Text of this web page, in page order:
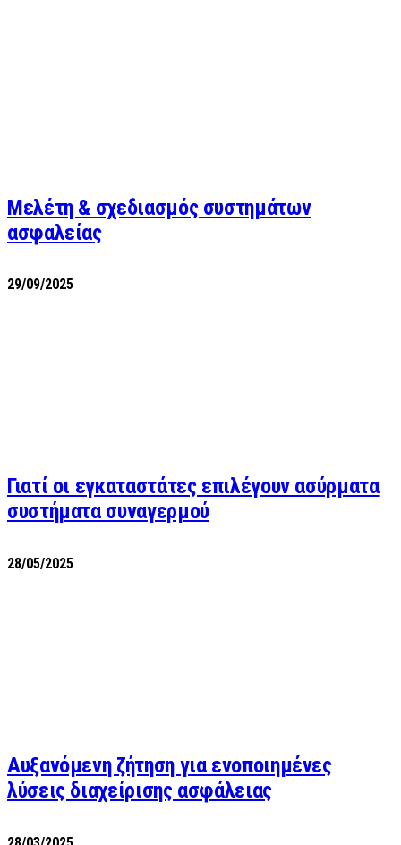
Μελέτη & σχεδιασμός συστημάτων
ασφαλείας
29/09/2025
Γιατί οι εγκαταστάτες επιλέγουν ασύρματα
συστήματα συναγερμού
28/05/2025
Αυξανόμενη ζήτηση για ενοποιημένες
λύσεις διαχείρισης ασφάλειας